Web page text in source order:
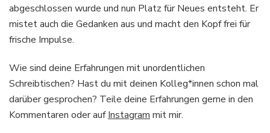
abgeschlossen wurde und nun Platz für Neues entsteht. Er
mistet auch die Gedanken aus und macht den Kopf frei für
frische Impulse.
Wie sind deine Erfahrungen mit unordentlichen
Schreibtischen? Hast du mit deinen Kolleg*innen schon mal
darüber gesprochen? Teile deine Erfahrungen gerne in den
Kommentaren oder aufInstagram mit mir.